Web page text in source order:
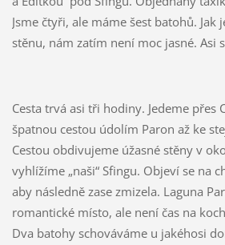
Jsme čtyři, ale máme šest batohů. Jak
stěnu, nám zatím není moc jasné. Asi
Cesta trvá asi tři hodiny. Jedeme přes
špatnou cestou údolím Paron až ke
Cestou obdivujeme úžasné stěny v
vyhlížíme „naši“ Sfingu. Objeví se na
aby následně zase zmizela. Laguna
romantické místo, ale není čas na
Dva batohy schováváme u jakéhosi